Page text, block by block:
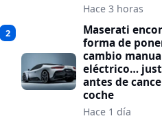
Hace 3 horas
2
Maserati
forma de
cambio
eléctrico…
antes de
coche
Hace 1 día